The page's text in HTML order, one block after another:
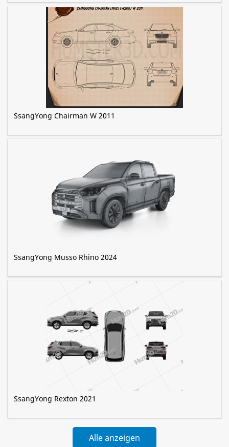
SsangYong Chairman W 2011
SsangYong Musso Rhino 2024
SsangYong Rexton 2021
Alle anzeigen